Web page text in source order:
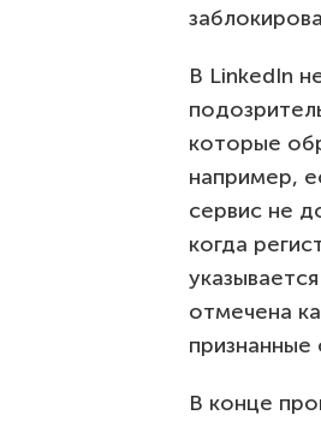
В LinkedIn
которые
например,
сервис не
когда
отмечена
В конце